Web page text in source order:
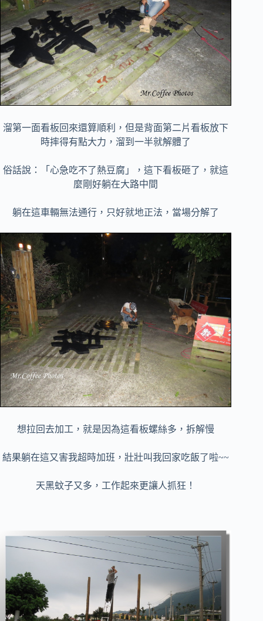
溜第一面看板回來還算順利，但是背面第二片看板放下
時摔得有點大力，溜到一半就解體了
俗話說：「心急吃不了熱豆腐」，這下看板砸了，就這
麼剛好躺在大路中間
躺在這車輛無法通行，只好就地正法，當場分解了
想拉回去加工，就是因為這看板螺絲多，拆解慢
結果躺在這又害我超時加班，壯壯叫我回家吃飯了啦~~
天黑蚊子又多，工作起來更讓人抓狂！